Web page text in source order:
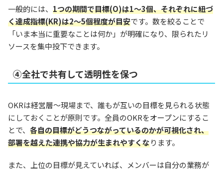
一般的には、 1つの期間で目標(O)は1〜3個、それぞれに紐づ
く達成指標(KR)は2〜5個程度が目安です。数を絞ることで
「いま本当に重要なことは何か」が明確になり、限られたリ
ソースを集中投下できます。
④全社で共有して透明性を保つ
OKRは経営層〜現場まで、誰もが互いの目標を見られる状態
にしておくことが原則です。全員のOKRをオープンにするこ
とで、 各自の目標がどうつながっているのかが可視化され、
部署を越えた連携や協力が生まれやすくなります。
また、上位の目標が見えていれば、メンバーは自分の業務が